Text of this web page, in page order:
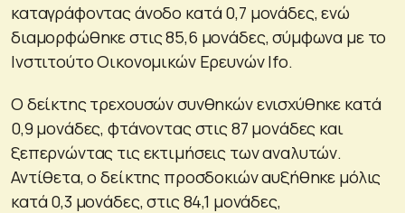
καταγράφοντας άνοδο κατά 0,7 μονάδες, ενώ
διαμορφώθηκε στις 85,6 μονάδες, σύμφωνα με το
Ινστιτούτο Οικονομικών Ερευνών Ifo.
Ο δείκτης τρεχουσών συνθηκών ενισχύθηκε κατά
0,9 μονάδες, φτάνοντας στις 87 μονάδες και
ξεπερνώντας τις εκτιμήσεις των αναλυτών.
Αντίθετα, ο δείκτης προσδοκιών αυξήθηκε μόλις
κατά 0,3 μονάδες, στις 84,1 μονάδες,